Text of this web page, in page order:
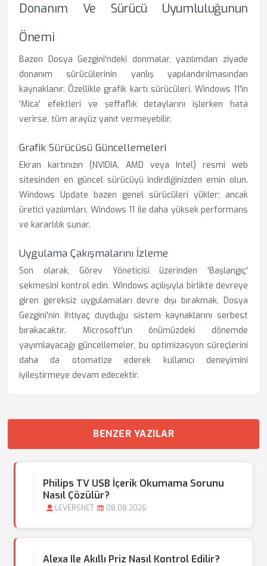
Donanım Ve Sürücü Uyumluluğunun
Önemi
Bazen Dosya Gezgini'ndeki donmalar, yazılımdan ziyade
donanım sürücülerinin yanlış yapılandırılmasından
kaynaklanır. Özellikle grafik kartı sürücüleri, Windows 11'in
'Mica' efektleri ve şeffaflık detaylarını işlerken hata
verirse, tüm arayüz yanıt vermeyebilir.
Grafik Sürücüsü Güncellemeleri
Ekran kartınızın (NVIDIA, AMD veya Intel) resmi web
sitesinden en güncel sürücüyü indirdiğinizden emin olun.
Windows Update bazen genel sürücüleri yükler; ancak
üretici yazılımları, Windows 11 ile daha yüksek performans
ve kararlılık sunar.
Uygulama Çakışmalarını İzleme
Son olarak, Görev Yöneticisi üzerinden 'Başlangıç'
sekmesini kontrol edin. Windows açılışıyla birlikte devreye
giren gereksiz uygulamaları devre dışı bırakmak, Dosya
Gezgini'nin ihtiyaç duyduğu sistem kaynaklarını serbest
bırakacaktır. Microsoft'un önümüzdeki dönemde
yayımlayacağı güncellemeler, bu optimizasyon süreçlerini
daha da otomatize ederek kullanıcı deneyimini
iyileştirmeye devam edecektir.
BENZER YAZILAR
Philips TV USB İçerik Okumama Sorunu
Nasıl Çözülür?
LEVERSNET 08.08.2026
Alexa Ile Akıllı Priz Nasıl Kontrol Edilir?